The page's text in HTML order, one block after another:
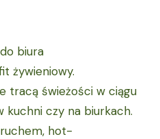
biura
żywieniowy.
tracą świeżości w ciągu
kuchni czy na biurkach.
hot-